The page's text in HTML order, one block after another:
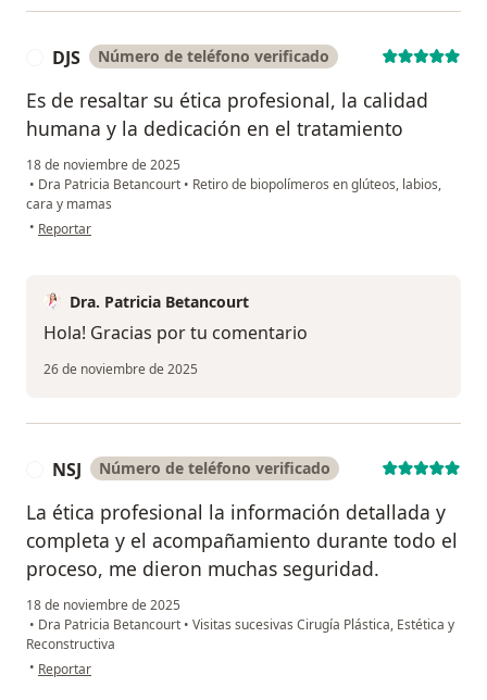
DJS Número de teléfono verificado
Es de resaltar su ética profesional, la calidad
humana y la dedicación en el tratamiento
18 de noviembre de 2025
• Dra Patricia Betancourt • Retiro de biopolímeros en glúteos, labios,
cara y mamas
• en opinión del usuario DJS
Reportar
Dra. Patricia Betancourt
Hola! Gracias por tu comentario
26 de noviembre de 2025
NSJ Número de teléfono verificado
La ética profesional la información detallada y
completa y el acompañamiento durante todo el
proceso, me dieron muchas seguridad.
18 de noviembre de 2025
• Dra Patricia Betancourt • Visitas sucesivas Cirugía Plástica, Estética y
Reconstructiva
• en opinión del usuario NSJ
Reportar